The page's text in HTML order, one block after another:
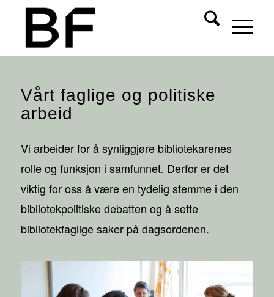
Vårt faglige og politiske
arbeid
Vi arbeider for å synliggjøre bibliotekarenes
rolle og funksjon i samfunnet. Derfor er det
viktig for oss å være en tydelig stemme i den
bibliotekpolitiske debatten og å sette
bibliotekfaglige saker på dagsordenen.